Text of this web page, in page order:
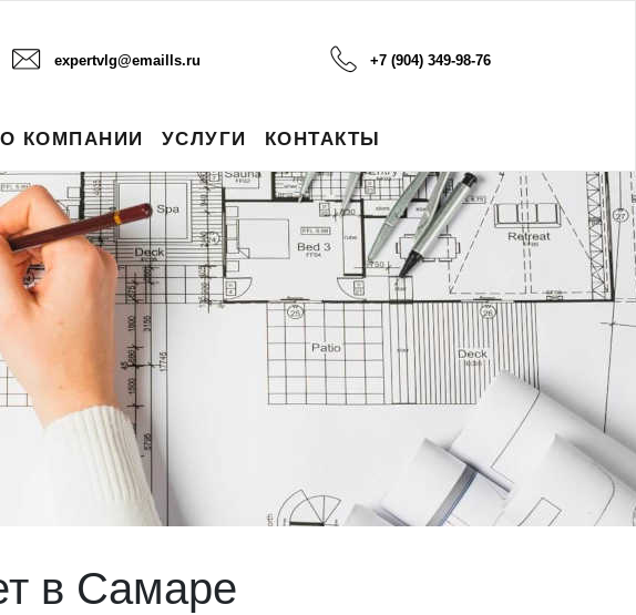
expertvlg@emaills.ru +7 (904) 349-98-76
О КОМПАНИИ УСЛУГИ КОНТАКТЫ
в Самаре